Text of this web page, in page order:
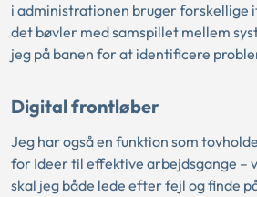
i administrationen bruger forskellige
det bøvler med samspillet mellem
jeg på banen for at identificere
Digital frontløber
Jeg har også en funktion som
for Ideer til effektive arbejdsgange –
skal jeg både lede efter fejl og finde